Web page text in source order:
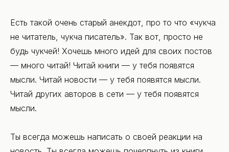
Есть такой очень старый анекдот, про то что «чукча
не читатель, чукча писатель». Так вот, просто не
будь чукчей! Хочешь много идей для своих постов
— много читай! Читай книги — у тебя появятся
мысли. Читай новости — у тебя появятся мысли.
Читай других авторов в сети — у тебя появятся
мысли.
Ты всегда можешь написать о своей реакции на